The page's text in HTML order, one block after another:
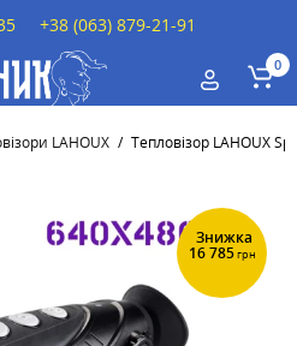
0
LAHOUX Тепловізор LAHOUX
Знижка
16 785грн
+38 (063) 879-21-91